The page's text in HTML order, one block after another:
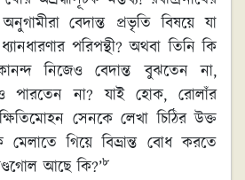
বেদান্ত প্রভৃতি বিষয়ে যা
পরিপন্থী? অথবা তিনি কি
নিজেও বেদান্ত বুঝতেন না,
পারতেন না? যাই হোক, রোলাঁর
সেনকে লেখা চিঠির উক্ত
গিয়ে বিভ্রান্ত বোধ করতে
আছে কি?’৮